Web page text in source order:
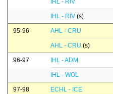
IHL - RIV
IHL - RIV (s)
95-96 AHL - CRU
AHL - CRU (s)
96-97 IHL - ADM
IHL - WOL
97-98 ECHL - ICE